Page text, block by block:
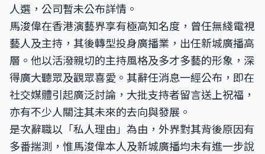
人選，公司暫未公布詳情。
馬浚偉在香港演藝界享有極高知名度，曾任無綫電視
藝人及主持，其後轉型投身廣播業，出任新城廣播高
層。他以活潑親切的主持風格及多才多藝的形象，深
得廣大聽眾及觀眾喜愛。其辭任消息一經公布，即在
社交媒體引起廣泛討論，大批支持者留言送上祝福，
亦有不少人關注其未來的去向與發展。
是次辭職以「私人理由」為由，外界對其背後原因有
多番揣測，惟馬浚偉本人及新城廣播均未有進一步說